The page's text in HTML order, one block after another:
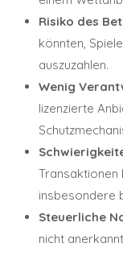
Risiko des
könnten,
auszuzahlen.
Wenig
lizenzierte
Transaktionen
insbesondere
Steuerliche
nicht